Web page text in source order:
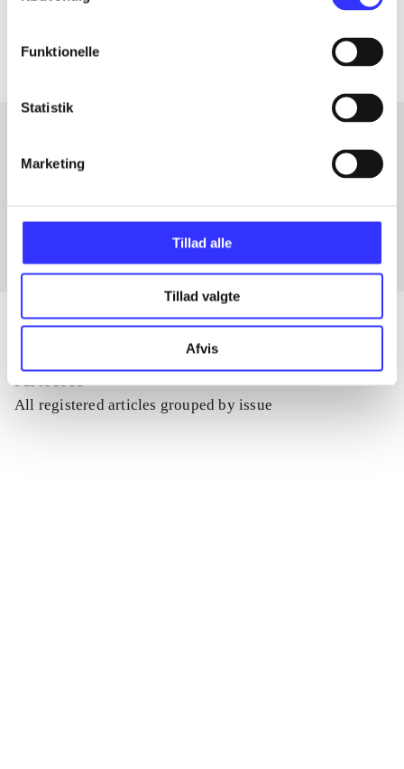
Funktionelle
Statistik
Marketing
Tillad alle
Tillad valgte
Afvis
Articles with same topics
Articles
All registered articles grouped by issue